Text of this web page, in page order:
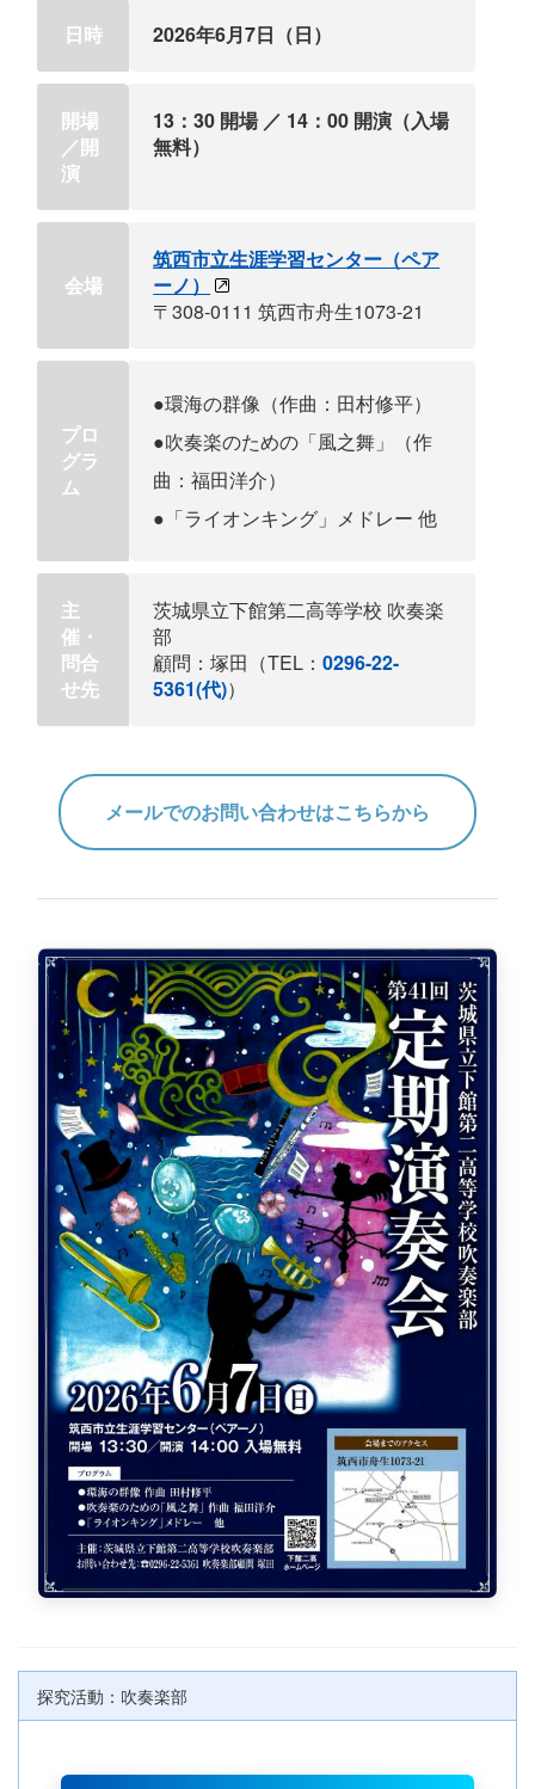
日時 2026年6月7日（日）
開場
／開
演
13：30 開場 ／ 14：00 開演（入場
無料）
会場
筑西市立生涯学習センター（ペア
ーノ）
〒308-0111 筑西市舟生1073-21
プロ
グラ
ム
●環海の群像（作曲：田村修平）
●吹奏楽のための「風之舞」（作
曲：福田洋介）
●「ライオンキング」メドレー 他
主
催・
問合
せ先
茨城県立下館第二高等学校 吹奏楽
部
顧問：塚田（TEL：0296-22-
5361(代)）
メールでのお問い合わせはこちらから
探究活動：吹奏楽部